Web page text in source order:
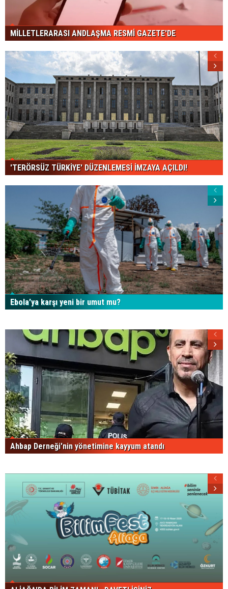
MİLLETLERARASI ANDLAŞMA RESMİ GAZETE'DE
'TERÖRSÜZ TÜRKİYE' DÜZENLEMESİ İMZAYA AÇILDI!
Ebola’ya karşı yeni bir umut mu?
Ahbap Derneği'nin yönetimine kayyum atandı